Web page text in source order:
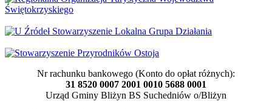
Nr rachunku bankowego (Konto do opłat różnych):
31 8520 0007 2001 0010 5688 0001
Urząd Gminy Bliżyn BS Suchedniów o/Bliżyn